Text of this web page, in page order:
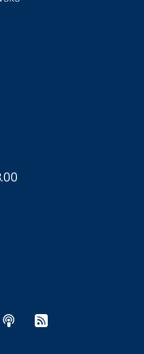
in nuova finestra
in nuova finestra
- Apertura in
- Apertura in
- Sito esterno -
- Sito esterno -
Spreaker - Sito
Feed RSS -